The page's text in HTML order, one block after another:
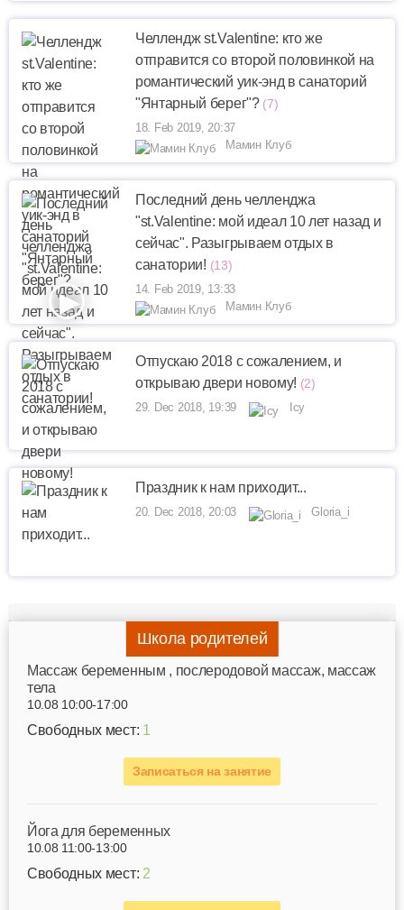
Челлендж st.Valentine: кто же
отправится со второй половинкой на
романтический уик-энд в санаторий
"Янтарный берег"? (7)
18. Feb 2019, 20:37
Мамин Клуб
Последний день челленджа
"st.Valentine: мой идеал 10 лет назад и
сейчас". Разыгрываем отдых в
санатории! (13)
14. Feb 2019, 13:33
Мамин Клуб
Отпускаю 2018 с сожалением, и
открываю двери новому! (2)
29. Dec 2018, 19:39 Icy
Праздник к нам приходит...
20. Dec 2018, 20:03 Gloria_i
Школа родителей
Mассаж беременным , послеродовой массаж, массаж
тела
10.08 10:00-17:00
Свободных мест: 1
Записаться на занятие
Йога для беременных
10.08 11:00-13:00
Свободных мест: 2